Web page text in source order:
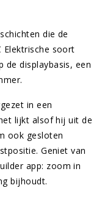
die de
Elektrische soort
de displaybasis, een
in een
lijkt alsof hij uit de
ook gesloten
Geniet van
app: zoom in
bijhoudt.